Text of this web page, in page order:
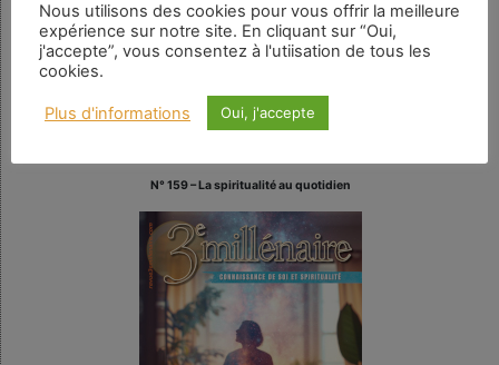
Rechercher
N° 159 – La spiritualité au quotidien
Nous utilisons des cookies pour vous offrir la meilleure
expérience sur notre site. En cliquant sur “Oui,
j'accepte”, vous consentez à l'utiisation de tous les
cookies.
Plus d'informations Oui, j'accepte